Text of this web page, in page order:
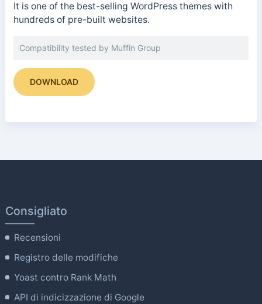
It is one of the best-selling WordPress themes with
hundreds of pre-built websites.
Compatibility tested by Muffin Group
DOWNLOAD
Consigliato
Recensioni
Registro delle modifiche
Yoast contro Rank Math
API di indicizzazione di Google